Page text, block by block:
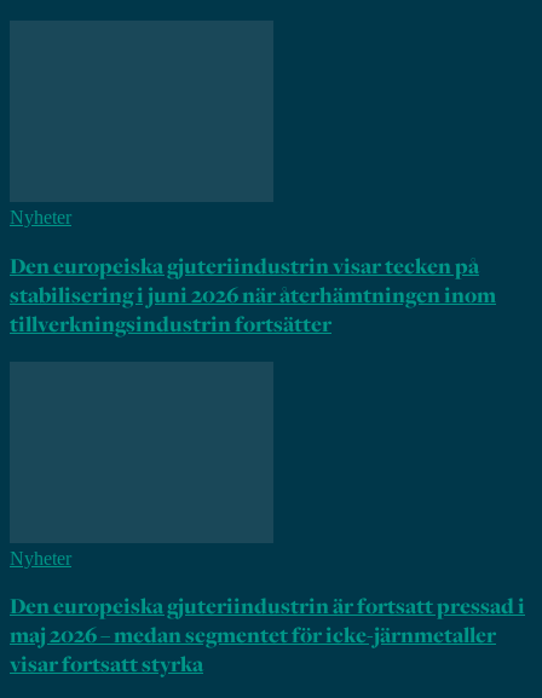
Nyheter
Den europeiska gjuteriindustrin visar tecken på
stabilisering i juni 2026 när återhämtningen inom
tillverkningsindustrin fortsätter
Nyheter
Den europeiska gjuteriindustrin är fortsatt pressad i
maj 2026 – medan segmentet för icke-järnmetaller
visar fortsatt styrka